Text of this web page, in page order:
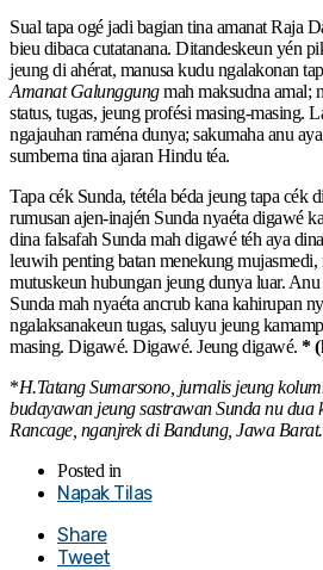
Sual tapa ogé jadi bagian tina amanat Raja
bieu dibaca cutatanana. Ditandeskeun yén
jeung di ahérat, manusa kudu ngalakonan
Amanat Galunggungmah maksudna amal;
status, tugas, jeung profési masing-masing.
ngajauhan raména dunya; sakumaha anu
sumberna tina ajaran Hindu téa.
Tapa cék Sunda, tétéla béda jeung tapa cék
rumusan ajen-inajén Sunda nyaéta digawé
dina falsafah Sunda mah digawé téh aya
leuwih penting batan menekung
mutuskeun hubungan jeung dunya luar.
Sunda mah nyaéta ancrub kana kahirupan
ngalaksanakeun tugas, saluyu jeung
masing. Digawé. Digawé. Jeung digawé. *
*H.Tatang Sumarsono, jurnalis jeung
budayawan jeung sastrawan Sunda nu dua
Rancage, nganjrek di Bandung, Jawa Barat.
Posted in
Napak Tilas
Share
Tweet